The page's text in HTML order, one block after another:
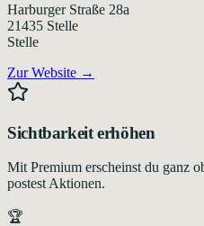
Harburger Straße 28a
21435 Stelle
Stelle
Zur Website →
Sichtbarkeit erhöhen
Mit Premium erscheinst du ganz
postest Aktionen.
🏆